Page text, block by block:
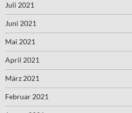
Juli 2021
Juni 2021
Mai 2021
April 2021
März 2021
Februar 2021